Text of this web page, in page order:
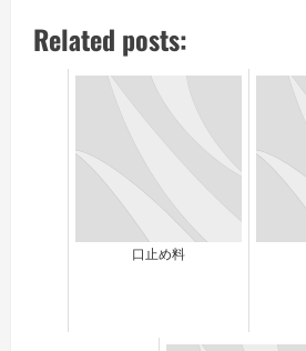
Related posts:
口止め料